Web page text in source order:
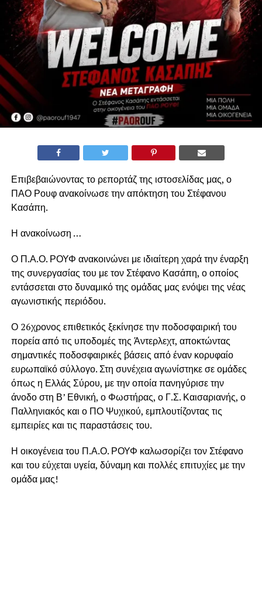
Επιβεβαιώνοντας το ρεπορτάζ της ιστοσελίδας μας, ο
ΠΑΟ Ρουφ ανακοίνωσε την απόκτηση του Στέφανου
Κασάπη.
Η ανακοίνωση …
Ο Π.Α.Ο. ΡΟΥΦ ανακοινώνει με ιδιαίτερη χαρά την έναρξη
της συνεργασίας του με τον Στέφανο Κασάπη, ο οποίος
εντάσσεται στο δυναμικό της ομάδας μας ενόψει της νέας
αγωνιστικής περιόδου.
Ο 26χρονος επιθετικός ξεκίνησε την ποδοσφαιρική του
πορεία από τις υποδομές της Άντερλεχτ, αποκτώντας
σημαντικές ποδοσφαιρικές βάσεις από έναν κορυφαίο
ευρωπαϊκό σύλλογο. Στη συνέχεια αγωνίστηκε σε ομάδες
όπως η Ελλάς Σύρου, με την οποία πανηγύρισε την
άνοδο στη Β’ Εθνική, ο Φωστήρας, ο Γ.Σ. Καισαριανής, ο
Παλληνιακός και ο ΠΟ Ψυχικού, εμπλουτίζοντας τις
εμπειρίες και τις παραστάσεις του.
Η οικογένεια του Π.Α.Ο. ΡΟΥΦ καλωσορίζει τον Στέφανο
και του εύχεται υγεία, δύναμη και πολλές επιτυχίες με την
ομάδα μας!